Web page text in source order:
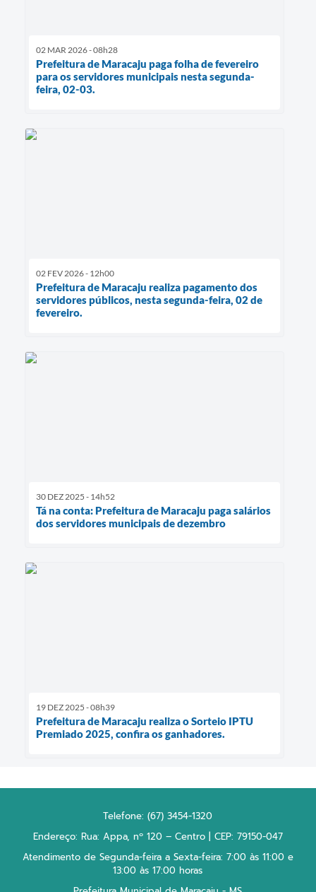
02 MAR 2026 - 08h28
Prefeitura de Maracaju paga folha de fevereiro
para os servidores municipais nesta segunda-
feira, 02-03.
02 FEV 2026 - 12h00
Prefeitura de Maracaju realiza pagamento dos
servidores públicos, nesta segunda-feira, 02 de
fevereiro.
30 DEZ 2025 - 14h52
Tá na conta: Prefeitura de Maracaju paga salários
dos servidores municipais de dezembro
19 DEZ 2025 - 08h39
Prefeitura de Maracaju realiza o Sorteio IPTU
Premiado 2025, confira os ganhadores.
Telefone: (67) 3454-1320
Endereço: Rua: Appa, nº 120 – Centro | CEP: 79150-047
Atendimento de Segunda-feira a Sexta-feira: 7:00 às 11:00 e
13:00 às 17:00 horas